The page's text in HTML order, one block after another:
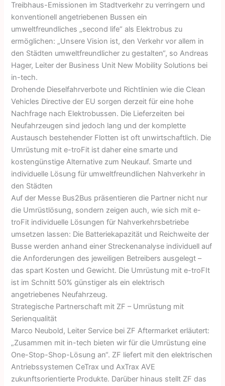
Treibhaus-Emissionen im Stadtverkehr zu verringern und
konventionell angetriebenen Bussen ein
umweltfreundliches „second life“ als Elektrobus zu
ermöglichen: „Unsere Vision ist, den Verkehr vor allem in
den Städten umweltfreundlicher zu gestalten“, so Andreas
Hager, Leiter der Business Unit New Mobility Solutions bei
in-tech.
Drohende Dieselfahrverbote und Richtlinien wie die Clean
Vehicles Directive der EU sorgen derzeit für eine hohe
Nachfrage nach Elektrobussen. Die Lieferzeiten bei
Neufahrzeugen sind jedoch lang und der komplette
Austausch bestehender Flotten ist oft unwirtschaftlich. Die
Umrüstung mit e-troFit ist daher eine smarte und
kostengünstige Alternative zum Neukauf. Smarte und
individuelle Lösung für umweltfreundlichen Nahverkehr in
den Städten
Auf der Messe Bus2Bus präsentieren die Partner nicht nur
die Umrüstlösung, sondern zeigen auch, wie sich mit e-
troFit individuelle Lösungen für Nahverkehrsbetriebe
umsetzen lassen: Die Batteriekapazität und Reichweite der
Busse werden anhand einer Streckenanalyse individuell auf
die Anforderungen des jeweiligen Betreibers ausgelegt –
das spart Kosten und Gewicht. Die Umrüstung mit e-troFIt
ist im Schnitt 50% günstiger als ein elektrisch
angetriebenes Neufahrzeug.
Strategische Partnerschaft mit ZF – Umrüstung mit
Serienqualität
Marco Neubold, Leiter Service bei ZF Aftermarket erläutert:
„Zusammen mit in-tech bieten wir für die Umrüstung eine
One-Stop-Shop-Lösung an“. ZF liefert mit den elektrischen
Antriebssystemen CeTrax und AxTrax AVE
zukunftsorientierte Produkte. Darüber hinaus stellt ZF das